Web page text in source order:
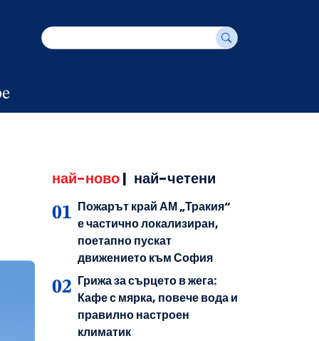
най-ново| най-четени
Пожарът край АМ „Тракия“
е частично локализиран,
поетапно пускат
движението към София
Грижа за сърцето в жега:
Кафе с мярка, повече вода и
правилно настроен
климатик